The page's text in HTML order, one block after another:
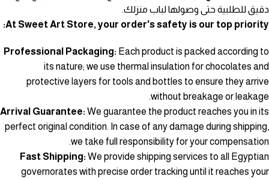
دقيق للطلبية حتى وصولها لباب منزلك.
At Sweet Art Store, your order's safety is our top priority:
Professional Packaging: Each product is packed according to
its nature; we use thermal insulation for chocolates and
protective layers for tools and bottles to ensure they arrive
without breakage or leakage.
Arrival Guarantee: We guarantee the product reaches you in its
perfect original condition. In case of any damage during shipping,
we take full responsibility for your compensation.
Fast Shipping: We provide shipping services to all Egyptian
governorates with precise order tracking until it reaches your